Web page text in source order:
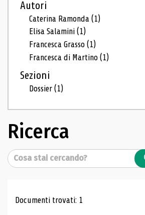
Autori
Caterina Ramonda(1)
Elisa Salamini(1)
Francesca Grasso(1)
Francesca di Martino(1)
Sezioni
Dossier(1)
Ricerca
Cerca
Risultati di ricerca
Documenti trovati: 1